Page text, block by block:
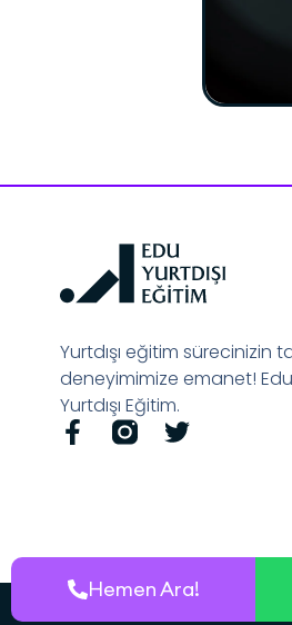
Hemen Ara!
Yurtdışı eğitim sürecinizin
deneyimimize emanet! Edu
Yurtdışı Eğitim.